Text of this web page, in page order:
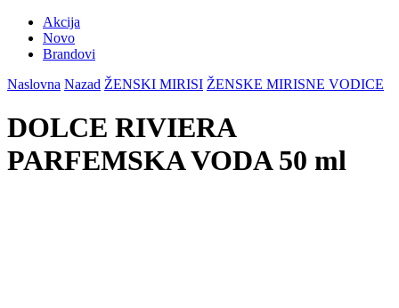
Akcija
Novo
Brandovi
Naslovna Nazad ŽENSKI MIRISI ŽENSKE MIRISNE VODICE
DOLCE RIVIERA
PARFEMSKA VODA 50 ml